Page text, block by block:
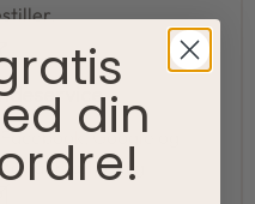
Google og
at hjælpe dig
din